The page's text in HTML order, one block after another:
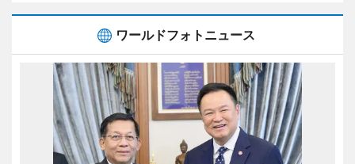
ワールドフォトニュース